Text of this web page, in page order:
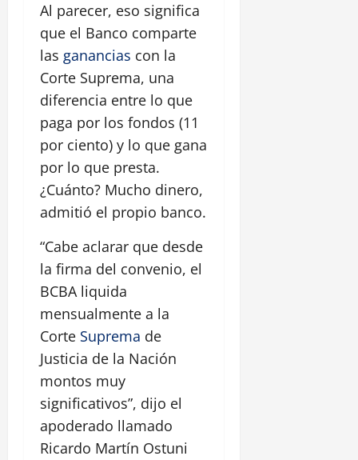
Al parecer, eso significa
que el Banco comparte
las ganancias con la
Corte Suprema, una
diferencia entre lo que
paga por los fondos (11
por ciento) y lo que gana
por lo que presta.
¿Cuánto? Mucho dinero,
admitió el propio banco.
“Cabe aclarar que desde
la firma del convenio, el
BCBA liquida
mensualmente a la
Corte Suprema de
Justicia de la Nación
montos muy
significativos”, dijo el
apoderado llamado
Ricardo Martín Ostuni